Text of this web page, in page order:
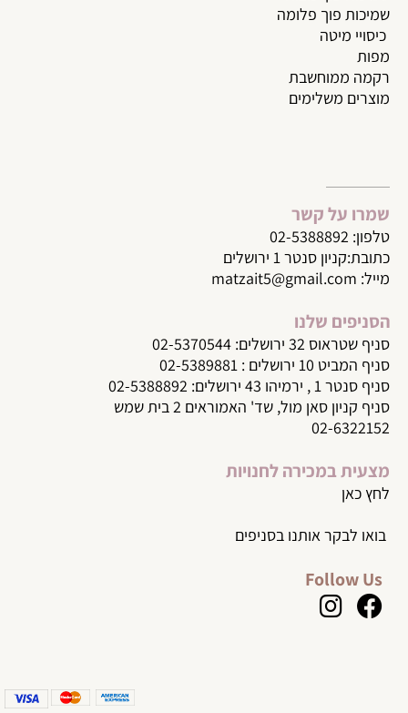
שמיכות פוך פלומה
כיסויי מיטה
מפות
רקמה ממוחשבת
מוצרים משלימים
שמרו על קשר
טלפון: 02-5388892
כתובת:קניון סנטר 1 ירושלים
מייל: matzait5@gmail.com
הסניפים שלנו
סניף שטראוס 32 ירושלים: 02-5370544
סניף המביט 10 ירושלים : 02-5389881
סניף סנטר 1 , ירמיהו 43 ירושלים: 02-5388892
סניף קניון סאן מול, שד' האמוראים 2 בית שמש
02-6322152
מצעית במכירה לחנויות
לחץ כאן
בואו לבקר אותנו בסניפים
Follow Us